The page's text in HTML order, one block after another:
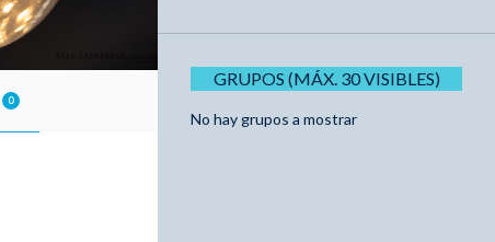
0
GRUPOS (MÁX. 30 VISIBLES)
No hay grupos a mostrar